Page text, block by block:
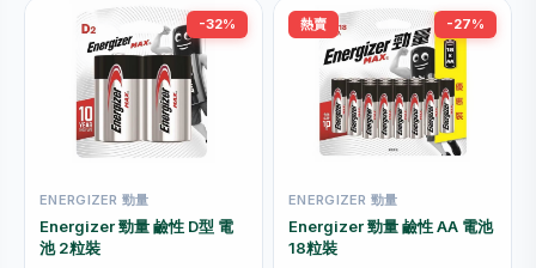
-32%
ENERGIZER 勁量
Energizer 勁量 鹼性 D型 電
池 2粒裝
熱賣 -27%
ENERGIZER 勁量
Energizer 勁量 鹼性 AA 電池
18粒裝